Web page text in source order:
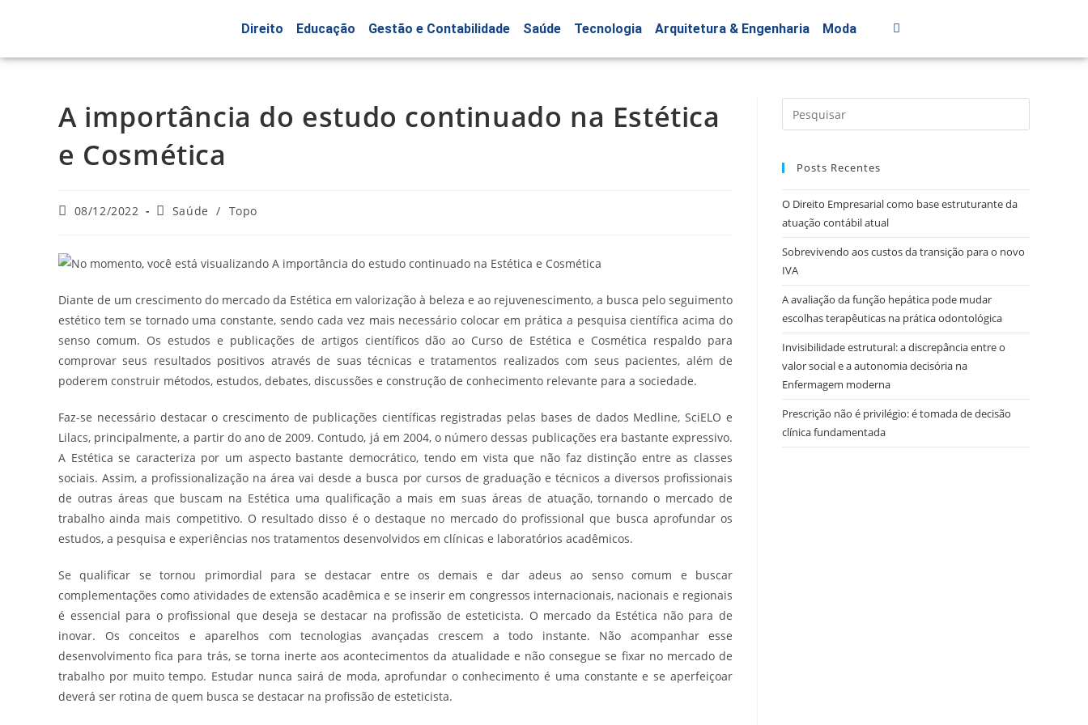
Direito Educação Gestão e Contabilidade Saúde Tecnologia Arquitetura & Engenharia Moda
A importância do estudo continuado na Estética
e Cosmética
08/12/2022 Saúde / Topo
Diante de um crescimento do mercado da Estética em valorização à beleza e ao rejuvenescimento, a busca pelo seguimento
estético tem se tornado uma constante, sendo cada vez mais necessário colocar em prática a pesquisa científica acima do
senso comum. Os estudos e publicações de artigos científicos dão ao Curso de Estética e Cosmética respaldo para
comprovar seus resultados positivos através de suas técnicas e tratamentos realizados com seus pacientes, além de
poderem construir métodos, estudos, debates, discussões e construção de conhecimento relevante para a sociedade.
Faz-se necessário destacar o crescimento de publicações científicas registradas pelas bases de dados Medline, SciELO e
Lilacs, principalmente, a partir do ano de 2009. Contudo, já em 2004, o número dessas publicações era bastante expressivo.
A Estética se caracteriza por um aspecto bastante democrático, tendo em vista que não faz distinção entre as classes
sociais. Assim, a profissionalização na área vai desde a busca por cursos de graduação e técnicos a diversos profissionais
de outras áreas que buscam na Estética uma qualificação a mais em suas áreas de atuação, tornando o mercado de
trabalho ainda mais competitivo. O resultado disso é o destaque no mercado do profissional que busca aprofundar os
estudos, a pesquisa e experiências nos tratamentos desenvolvidos em clínicas e laboratórios acadêmicos.
Se qualificar se tornou primordial para se destacar entre os demais e dar adeus ao senso comum e buscar
complementações como atividades de extensão acadêmica e se inserir em congressos internacionais, nacionais e regionais
é essencial para o profissional que deseja se destacar na profissão de esteticista. O mercado da Estética não para de
inovar. Os conceitos e aparelhos com tecnologias avançadas crescem a todo instante. Não acompanhar esse
desenvolvimento fica para trás, se torna inerte aos acontecimentos da atualidade e não consegue se fixar no mercado de
trabalho por muito tempo. Estudar nunca sairá de moda, aprofundar o conhecimento é uma constante e se aperfeiçoar
deverá ser rotina de quem busca se destacar na profissão de esteticista.
Posts Recentes
O Direito Empresarial como base estruturante da
atuação contábil atual
Sobrevivendo aos custos da transição para o novo
IVA
A avaliação da função hepática pode mudar
escolhas terapêuticas na prática odontológica
Invisibilidade estrutural: a discrepância entre o
valor social e a autonomia decisória na
Enfermagem moderna
Prescrição não é privilégio: é tomada de decisão
clínica fundamentada